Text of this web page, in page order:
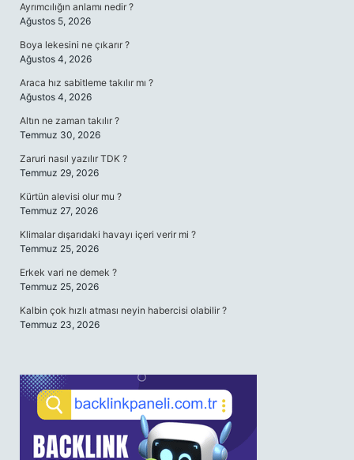
Ayrımcılığın anlamı nedir ?
Ağustos 5, 2026
Boya lekesini ne çıkarır ?
Ağustos 4, 2026
Araca hız sabitleme takılır mı ?
Ağustos 4, 2026
Altın ne zaman takılır ?
Temmuz 30, 2026
Zaruri nasıl yazılır TDK ?
Temmuz 29, 2026
Kürtün alevisi olur mu ?
Temmuz 27, 2026
Klimalar dışarıdaki havayı içeri verir mi ?
Temmuz 25, 2026
Erkek vari ne demek ?
Temmuz 25, 2026
Kalbin çok hızlı atması neyin habercisi olabilir ?
Temmuz 23, 2026